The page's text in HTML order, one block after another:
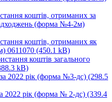
коштів, отриманих за
(форма №4-2м)
коштів, отриманих як
0611070 (450.1 kB)
коштів загального
kB)
2022 рік (форма №3-дс) (298.5
2022 рік (форма № 2-дс) (339.4